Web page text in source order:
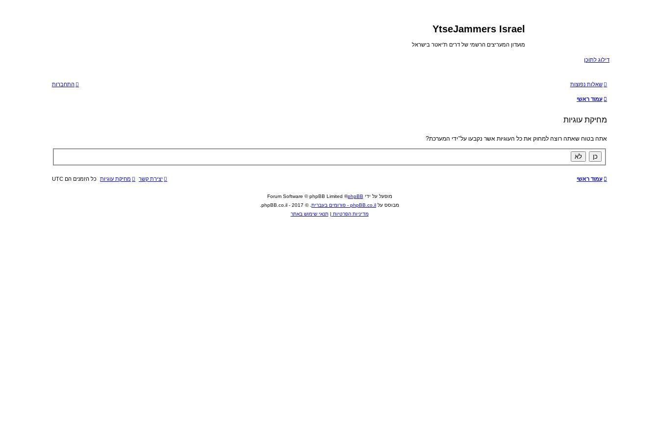
YtseJammers Israel
מועדון המעריצים הרשמי של דרים ת'יאטר בישראל
דילוג לתוכן
שאלות נפוצות התחברות
עמוד ראשי
מחיקת עוגיות
אתה בטוח שאתה רוצה למחוק את כל העוגיות אשר נקבעו על־ידי המערכת?
עמוד ראשי כל הזמנים הם UTC מחיקת עוגיות יצירת קשר
מופעל על ידי phpBB
® Forum Software © phpBB Limited
מבוסס על phpBB.co.il - פורומים בעברית
. © 2017 - phpBB.co.il.
מדיניות הפרטיות |תנאי שימוש באתר